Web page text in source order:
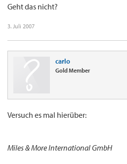
Geht das nicht?
3. Juli 2007
carlo
Gold Member
Versuch es mal hierüber:
Miles & More International GmbH